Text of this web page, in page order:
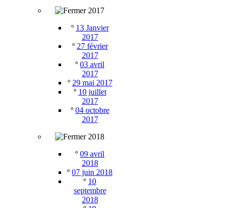
2017
º 13 Janvier
2017
º 27 février
2017
º 03 avril
2017
º 29 mai 2017
º 10 juillet
2017
º 04 octobre
2017
2018
º 09 avril
2018
º 07 juin 2018
º 10
septembre
2018